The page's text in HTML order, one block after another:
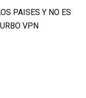
PAISES Y NO ES
VPN